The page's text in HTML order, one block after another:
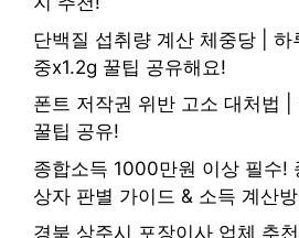
단백질 섭취량 계산 체중당 | 하
중x1.2g 꿀팁 공유해요!
폰트 저작권 위반 고소 대처법
꿀팁 공유!
종합소득 1000만원 이상 필수!
상자 판별 가이드 & 소득 계산
경북 상주시 포장이사 업체 추